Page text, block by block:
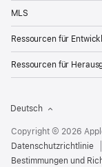
MLS
Ressourcen für
Ressourcen für
Deutsch
Copyright © 2026
Datenschutzrichtlinie
Bestimmungen und